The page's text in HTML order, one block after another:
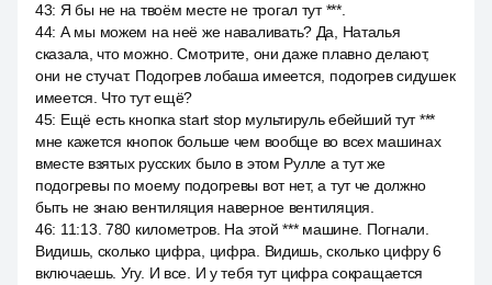
43: Я бы не на твоём месте не трогал тут ***.
44: А мы можем на неё же наваливать? Да, Наталья
сказала, что можно. Смотрите, они даже плавно делают,
они не стучат. Подогрев лобаша имеется, подогрев сидушек
имеется. Что тут ещё?
45: Ещё есть кнопка start stop мультируль ебейший тут ***
мне кажется кнопок больше чем вообще во всех машинах
вместе взятых русских было в этом Рулле а тут же
подогревы по моему подогревы вот нет, а тут че должно
быть не знаю вентиляция наверное вентиляция.
46: 11:13. 780 километров. На этой *** машине. Погнали.
Видишь, сколько цифра, цифра. Видишь, сколько цифру 6
включаешь. Угу. И все. И у тебя тут цифра сокращается